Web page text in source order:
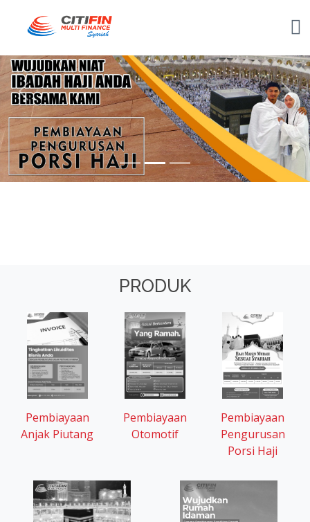
Previous Next
PRODUK
Pembiayaan
Anjak Piutang
Pembiayaan
Otomotif
Pembiayaan
Pengurusan
Porsi Haji